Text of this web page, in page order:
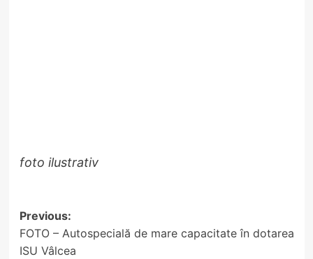
foto ilustrativ
Post
navigation
Previous:
FOTO – Autospecială de mare capacitate în dotarea
ISU Vâlcea